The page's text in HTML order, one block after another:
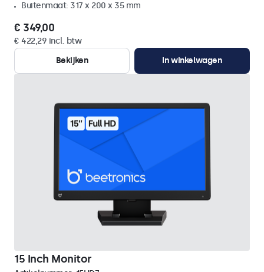
Buitenmaat: 317 x 200 x 35 mm
€ 349,00
€ 422,29 incl. btw
Bekijken
In winkelwagen
15 Inch Monitor